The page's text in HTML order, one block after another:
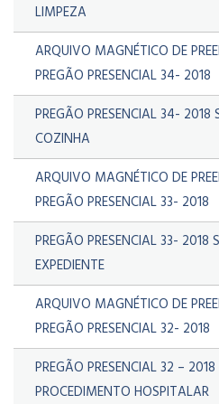
LIMPEZA
ARQUIVO MAGNÉTICO DE
PREGÃO PRESENCIAL 34- 2018
PREGÃO PRESENCIAL 34- 2018
COZINHA
ARQUIVO MAGNÉTICO DE
PREGÃO PRESENCIAL 33- 2018
PREGÃO PRESENCIAL 33- 2018
EXPEDIENTE
ARQUIVO MAGNÉTICO DE
PREGÃO PRESENCIAL 32- 2018
PREGÃO PRESENCIAL 32 –
PROCEDIMENTO HOSPITALAR